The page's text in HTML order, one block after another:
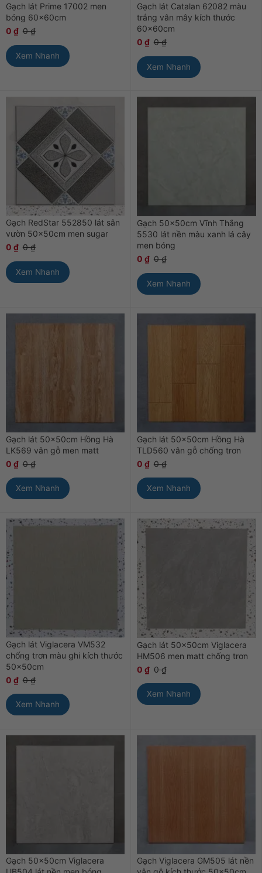
Gạch lát Prime 17002 men
bóng 60x60cm
0 ₫ 0₫
Xem Nhanh
Gạch lát Catalan 62082 màu
trắng vân mây kích thước
60x60cm
0 ₫ 0₫
Xem Nhanh
Gạch RedStar 552850 lát sân
vườn 50x50cm men sugar
0 ₫ 0₫
Xem Nhanh
Gạch 50x50cm Vĩnh Thắng
5530 lát nền màu xanh lá cây
men bóng
0 ₫ 0₫
Xem Nhanh
Gạch lát 50x50cm Hồng Hà
LK569 vân gỗ men matt
0 ₫ 0₫
Xem Nhanh
Gạch lát 50x50cm Hồng Hà
TLD560 vân gỗ chống trơn
0 ₫ 0₫
Xem Nhanh
Gạch lát Viglacera VM532
chống trơn màu ghi kích thước
50x50cm
0 ₫ 0₫
Xem Nhanh
Gạch lát 50x50cm Viglacera
HM506 men matt chống trơn
0 ₫ 0₫
Xem Nhanh
Gạch 50x50cm Viglacera
Gạch Viglacera GM505 lát nền